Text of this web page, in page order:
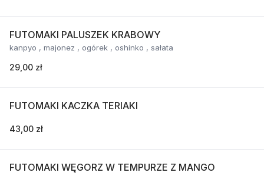
FUTOMAKI PALUSZEK KRABOWY
kanpyo , majonez , ogórek , oshinko , sałata
29,00 zł
FUTOMAKI KACZKA TERIAKI
43,00 zł
FUTOMAKI WĘGORZ W TEMPURZE Z MANGO